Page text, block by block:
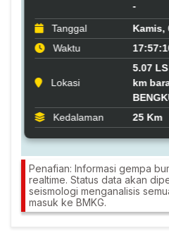
Penafian: Informasi gempa
realtime. Status data akan
seismologi menganalisis
masuk ke BMKG.